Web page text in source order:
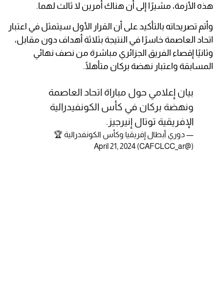
هذه الأزمة، مشيرًا إلى أن هناك أمرين لا ثالث لهما.
وأتم تصريحاته بالتأكيد على أن القرار الأول سيتمثل في اعتبار
اتحاد العاصمة خاسرًا في النتيجة بثلاثة أهداف دون مقابل،
وثانيًا إقصاء الفريق الجزائري مباشرة من نصف نهائي
المسابقة واعتبار نهضة بركان متأهلًا.
بيان إعلامي حول مباراة اتحاد العاصمة
ونهضة بركان في كأس الكونفيدرالية
الإفريقية توتال إنيرجيز.
— دوري أبطال إفريقيا وكأس الكونفدرالية 🏆
(@CAFCLCC_ar)
April 21, 2024